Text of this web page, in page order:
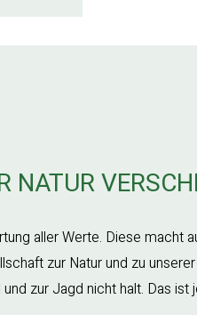
NATUR
aller Werte. Diese macht
zur Natur und zu
zur Jagd nicht halt. Das ist